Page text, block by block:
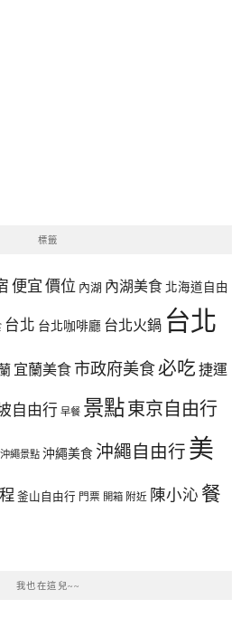
標籤
便宜 價位 內湖 內湖美食 北海道自由
台北 台北咖啡廳 台北火鍋 台北
宜蘭美食 市政府美食必吃 捷運
自由行 早餐 景點東京自由行
沖繩景點 沖繩美食 沖繩自由行 美
釜山自由行 門票 開箱 附近 陳小沁 餐
我也在這兒~~